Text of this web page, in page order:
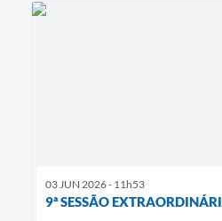
03 JUN 2026 - 11h53
9ª SESSÃO